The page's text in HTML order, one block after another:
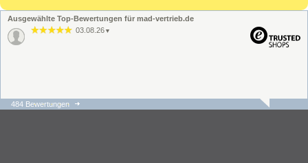
Ausgewählte Top-Bewertungen für mad-vertrieb.de
03.08.26 ▼
31.07.26
484 Bewertungen